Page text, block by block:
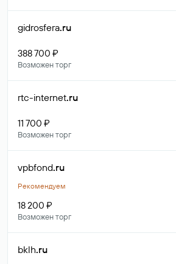
gidrosfera.ru
388 700 ₽
Возможен торг
rtc-internet.ru
11 700 ₽
Возможен торг
vpbfond.ru
Рекомендуем
18 200 ₽
Возможен торг
bklh.ru